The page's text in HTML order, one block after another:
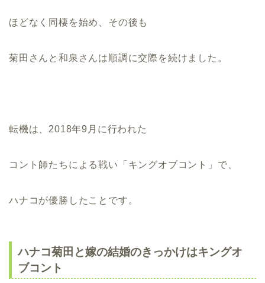
ほどなく同棲を始め、その後も
菊田さんと和泉さんは順調に交際を続けました。
転機は、2018年9月に行われた
コント師たちによる戦い「キングオブコント」で、
ハナコが優勝したことです。
ハナコ菊田と嫁の結婚のきっかけはキングオ
ブコント